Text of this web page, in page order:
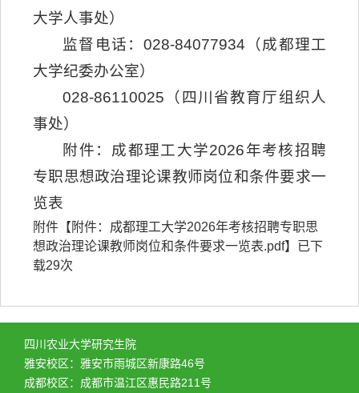
大学人事处）
监督电话：028-84077934（成都理工
大学纪委办公室）
028-86110025（四川省教育厅组织人
事处）
附件：成都理工大学2026年考核招聘
专职思想政治理论课教师岗位和条件要求一
览表
附件【 附件：成都理工大学2026年考核招聘专职思
想政治理论课教师岗位和条件要求一览表.pdf】已下
载29次
四川农业大学研究生院
雅安校区：雅安市雨城区新康路46号
成都校区：成都市温江区惠民路211号